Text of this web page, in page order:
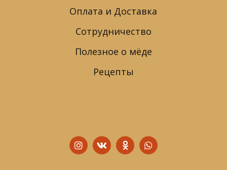
Оплата и Доставка
Сотрудничество
Полезное о мёде
Рецепты